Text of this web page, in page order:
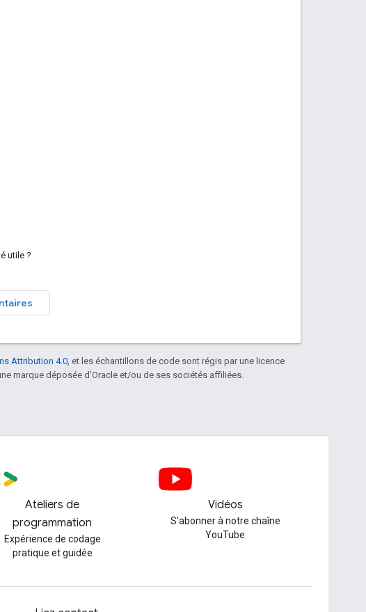
utile ?
Attribution 4.0 , et les échantillons de code sont régis par une licence
marque déposée d'Oracle et/ou de ses sociétés affiliées.
Ateliers de
programmation
Expérience de codage
pratique et guidée
Vidéos
S'abonner à notre chaîne
YouTube